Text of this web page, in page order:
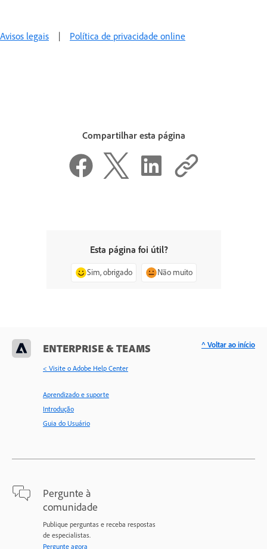
Avisos legais | Política de privacidade online
Compartilhar esta página
Esta página foi útil?
Sim, obrigado Não muito
ENTERPRISE & TEAMS
< Visite o Adobe Help Center
Aprendizado e suporte
Introdução
Guia do Usuário
Pergunte à
comunidade
Publique perguntas e receba respostas
de especialistas.
Pergunte agora
^ Voltar ao início